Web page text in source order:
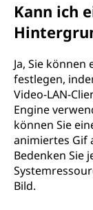
Kann ich
Ja, Sie
festlegen,
Video-LAN-
Engine
können Sie
animiertes Gif
Bedenken Sie
Bild.